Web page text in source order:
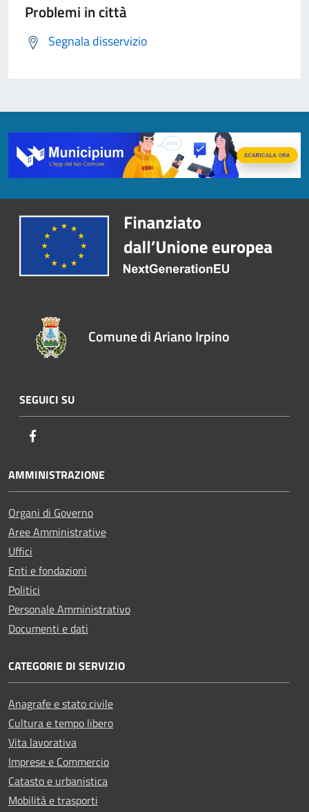
Problemi in città
Segnala disservizio
Comune di Ariano Irpino
SEGUICI SU
AMMINISTRAZIONE
Organi di Governo
Aree Amministrative
Uffici
Enti e fondazioni
Politici
Personale Amministrativo
Documenti e dati
CATEGORIE DI SERVIZIO
Anagrafe e stato civile
Cultura e tempo libero
Vita lavorativa
Imprese e Commercio
Catasto e urbanistica
Mobilità e trasporti